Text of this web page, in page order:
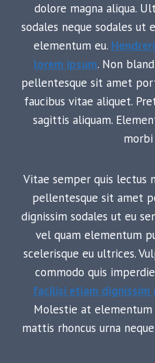
dolore magna aliqua.
sodales neque sodales ut
elementum eu.
lorem ipsum. Non
pellentesque sit amet
faucibus vitae aliquet.
sagittis aliquam.
morbi
Vitae semper quis lectus
pellentesque sit amet
dignissim sodales ut eu
vel quam elementum
scelerisque eu ultrices.
commodo quis
facilisi etiam dignissim
Molestie at elementum
mattis rhoncus urna